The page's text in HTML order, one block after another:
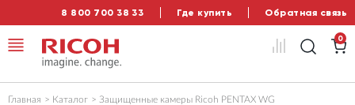
8 800 700 38 33 Где купить Обратная связь
0
Главная Каталог
Защищенные камеры Ricoh PENTAX WG